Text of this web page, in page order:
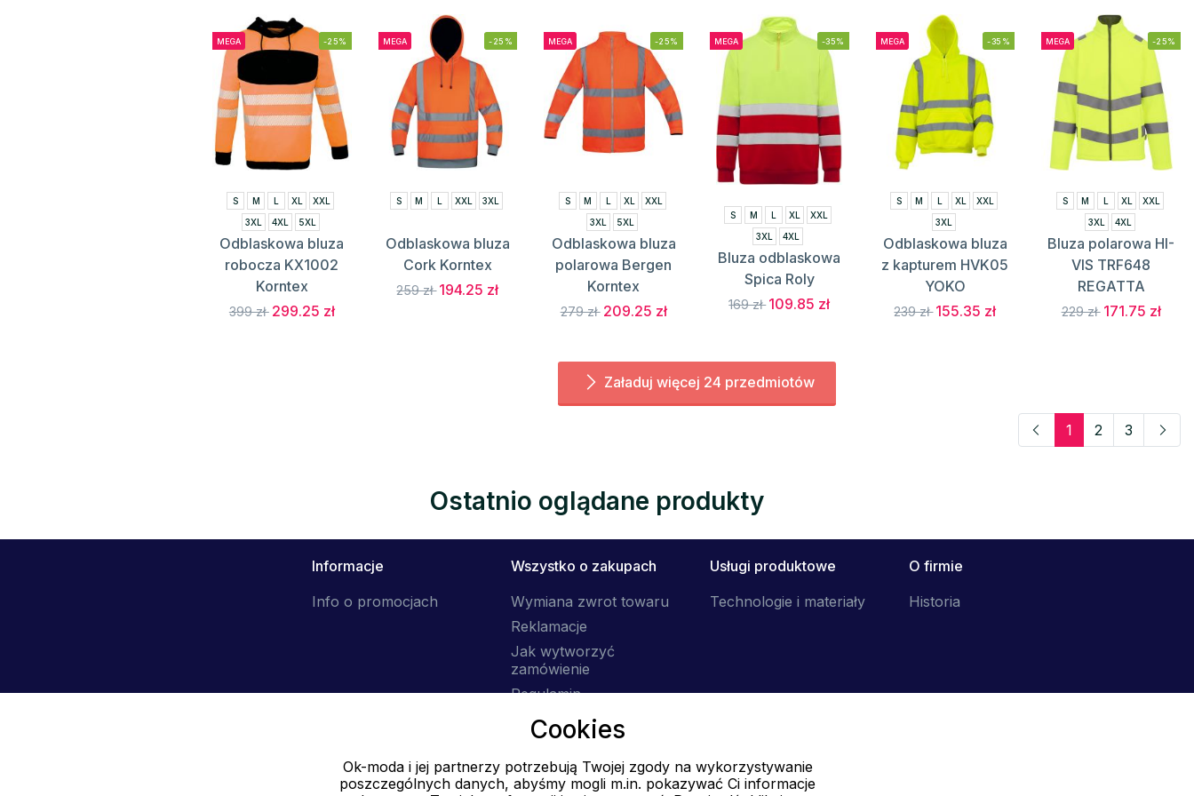
MEGA -25%
S M L XL
XXL
3XL
4XL 5XL
Odblaskowa bluza
robocza KX1002
Korntex
399 zł 299.25 zł
MEGA -25%
S M L XXL 3XL
Odblaskowa bluza
Cork Korntex
259 zł 194.25 zł
MEGA -25%
S M L XL
XXL
3XL
5XL
Odblaskowa bluza
polarowa Bergen
Korntex
279 zł 209.25 zł
MEGA -35%
S M L XL
XXL
3XL
4XL
Bluza odblaskowa
Spica Roly
169 zł 109.85 zł
MEGA -35%
S M L XL
XXL
3XL
Odblaskowa bluza
z kapturem HVK05
YOKO
239 zł 155.35 zł
MEGA -25%
S M L XL
XXL
3XL
4XL
Bluza polarowa HI-
VIS TRF648
REGATTA
229 zł 171.75 zł
Załaduj więcej 24 przedmiotów
1 2 3
Ostatnio oglądane produkty
Informacje
Info o promocjach
Wszystko o zakupach
Wymiana zwrot towaru
Reklamacje
Jak wytworzyć
zamówienie
Regulamin
Dostawa
Usługi produktowe
Technologie i materiały
O firmie
Historia
E-mail
Cookies
Ok-moda i jej partnerzy potrzebują Twojej zgody na wykorzystywanie
poszczególnych danych, abyśmy mogli m.in. pokazywać Ci informacje